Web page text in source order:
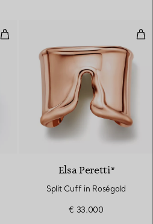
Mittelgroßer Bone Cuff in
Elsa Peretti®
Split Cuff in Roségold
€ 33.000